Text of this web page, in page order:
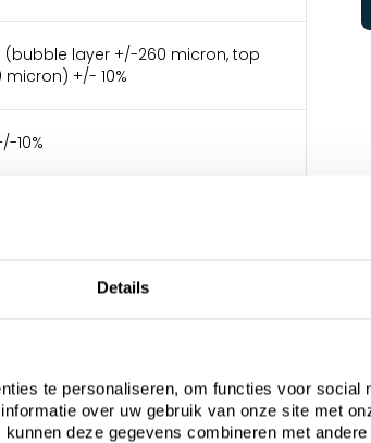
Details
te personaliseren, om functies voor social
over uw gebruik van onze site met
deze gegevens combineren met
layer +/-260 micron, top
micron) +/- 10%
10%